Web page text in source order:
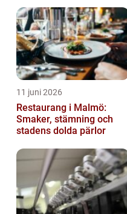
11 juni 2026
Restaurang i Malmö:
Smaker, stämning och
stadens dolda pärlor